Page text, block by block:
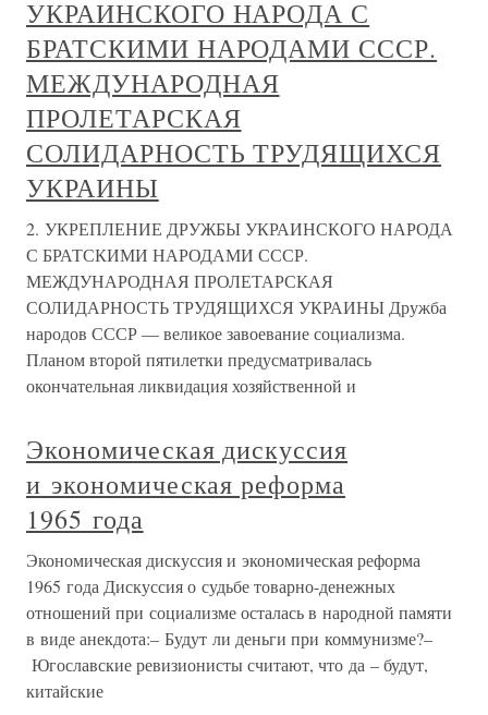
УКРАИНСКОГО НАРОДА С
БРАТСКИМИ НАРОДАМИ СССР.
МЕЖДУНАРОДНАЯ
ПРОЛЕТАРСКАЯ
СОЛИДАРНОСТЬ ТРУДЯЩИХСЯ
УКРАИНЫ
2. УКРЕПЛЕНИЕ ДРУЖБЫ УКРАИНСКОГО НАРОДА
С БРАТСКИМИ НАРОДАМИ СССР.
МЕЖДУНАРОДНАЯ ПРОЛЕТАРСКАЯ
СОЛИДАРНОСТЬ ТРУДЯЩИХСЯ УКРАИНЫ Дружба
народов СССР — великое завоевание социализма.
Планом второй пятилетки предусматривалась
окончательная ликвидация хозяйственной и
Экономическая дискуссия
и экономическая реформа
1965 года
Экономическая дискуссия и экономическая реформа
1965 года Дискуссия о судьбе товарно-денежных
отношений при социализме осталась в народной памяти
в виде анекдота:– Будут ли деньги при коммунизме?–
Югославские ревизионисты считают, что да – будут,
китайские